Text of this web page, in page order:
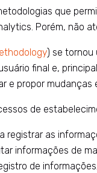
que
Porém, não
) se tornou
final e,
e propor mudanças
de
registrar as
informações de
de